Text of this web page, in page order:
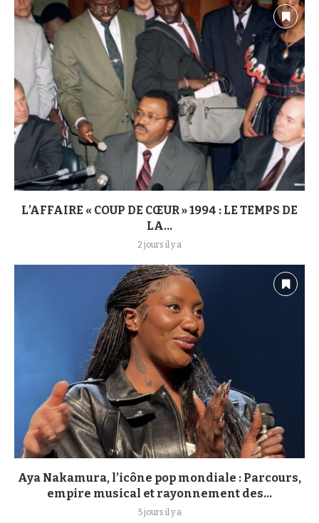
L’AFFAIRE « COUP DE CŒUR » 1994 : LE TEMPS DE
LA...
2 jours il y a
Aya Nakamura, l’icône pop mondiale : Parcours,
empire musical et rayonnement des...
5 jours il y a